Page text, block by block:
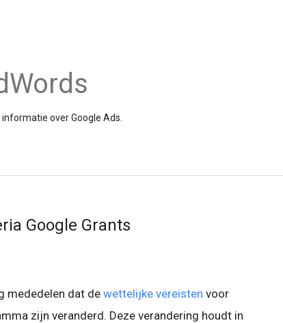
over Google Ads.
Google Grants
mededelen dat dewettelijke vereisten voor
zijn veranderd. Deze verandering houdt in